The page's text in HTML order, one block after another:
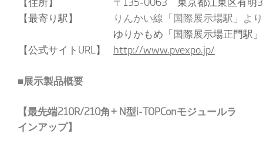
【最寄り駅】
りんかい線「国際展示場駅」よ
ゆりかもめ「国際展示場正門駅
【公式サイトURL】
http://www.pvexpo.jp/
■展示製品概要
【最先端210R/210角+ N型i-TOPConモジュールラ
インアップ】